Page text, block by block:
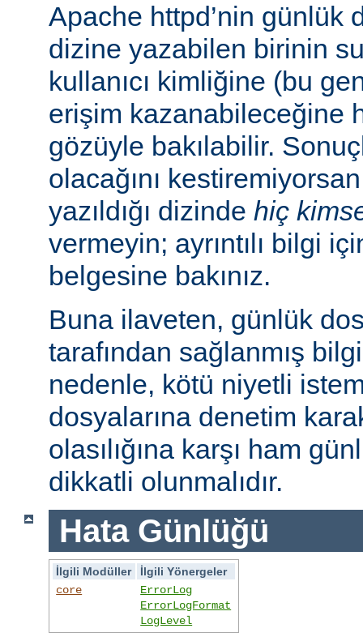
Apache httpd’nin günlük
dizine yazabilen birinin
kullanıcı kimliğine (bu
erişim kazanabileceğine
gözüyle bakılabilir.
olacağını
yazıldığı dizinde hiç
vermeyin; ayrıntılı bilgi
belgesine bakınız.
Buna ilaveten, günlük
tarafından sağlanmış
nedenle, kötü niyetli
dosyalarına denetim
olasılığına karşı ham
dikkatli olunmalıdır.
Hata Günlüğü
İlgili Modüller
İlgili Yönergeler
core
ErrorLog
ErrorLogFormat
LogLevel